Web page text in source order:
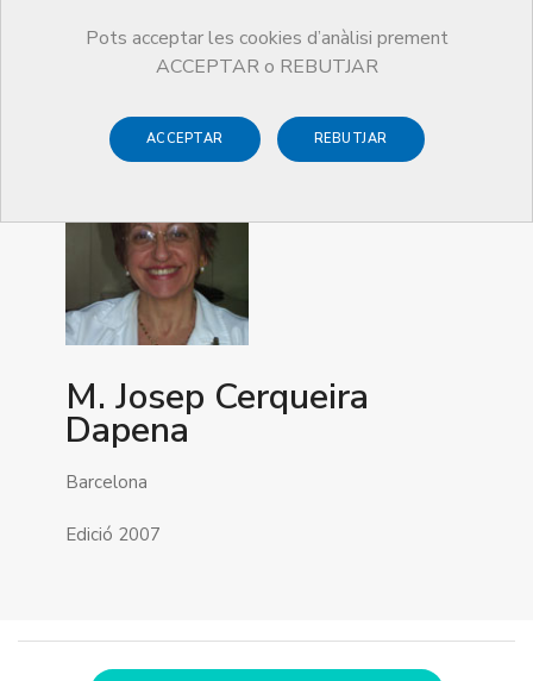
Pots acceptar les cookies d’anàlisi prement
ACCEPTAR o REBUTJAR
ACCEPTAR REBUTJAR
Guardonat Edició 2007
M. Josep Cerqueira
Dapena
Barcelona
Edició 2007